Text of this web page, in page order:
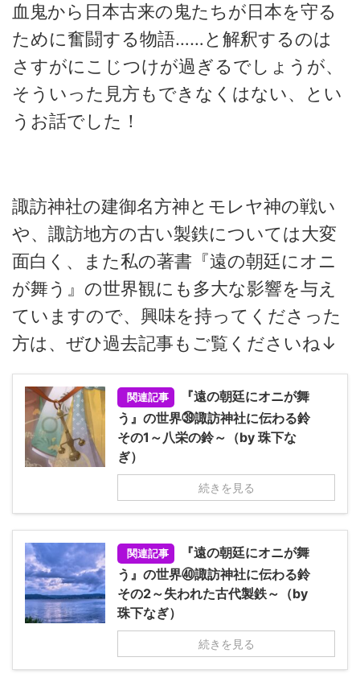
血鬼から日本古来の鬼たちが日本を守る
ために奮闘する物語……と解釈するのは
さすがにこじつけが過ぎるでしょうが、
そういった見方もできなくはない、とい
うお話でした！
諏訪神社の建御名方神とモレヤ神の戦い
や、諏訪地方の古い製鉄については大変
面白く、また私の著書『遠の朝廷にオニ
が舞う』の世界観にも多大な影響を与え
ていますので、興味を持ってくださった
方は、ぜひ過去記事もご覧くださいね↓
関連記事
『遠の朝廷にオニが舞
う』の世界㊴諏訪神社に伝わる鈴
その1～八栄の鈴～（by 珠下な
ぎ）
続きを見る
関連記事
『遠の朝廷にオニが舞
う』の世界㊵諏訪神社に伝わる鈴
その2～失われた古代製鉄～（by
珠下なぎ）
続きを見る